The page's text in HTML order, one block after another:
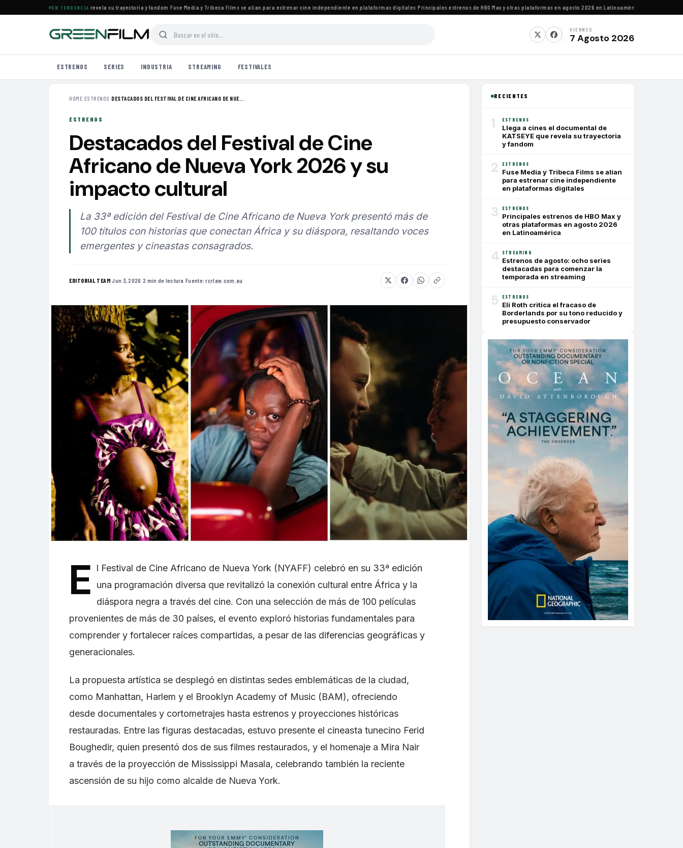
EN TENDENCIA
documental de KATSEYE que revela su trayectoria y fandom·Fuse Media y Tribeca Films se alían para estrenar cine independiente en plataformas digitales·Principales estrenos de HBO Max y otras plataformas en agosto 2026 en Latinoamérica·Estrenos de
VIERNES
7 Agosto 2026
ESTRENOS SERIES INDUSTRIA STREAMING FESTIVALES
HOME›ESTRENOS ›DESTACADOS DEL FESTIVAL DE CINE AFRICANO DE NUE...
ESTRENOS
Destacados del Festival de Cine
Africano de Nueva York 2026 y su
impacto cultural
La 33ª edición del Festival de Cine Africano de Nueva York presentó más de
100 títulos con historias que conectan África y su diáspora, resaltando voces
emergentes y cineastas consagrados.
EDITORIAL TEAM·Jun 3, 2026 ·2 min de lectura ·Fuente:rcrlaw.com.au
E
l Festival de Cine Africano de Nueva York (NYAFF) celebró en su 33ª edición
una programación diversa que revitalizó la conexión cultural entre África y la
diáspora negra a través del cine. Con una selección de más de 100 películas
provenientes de más de 30 países, el evento exploró historias fundamentales para
comprender y fortalecer raíces compartidas, a pesar de las diferencias geográficas y
generacionales.
La propuesta artística se desplegó en distintas sedes emblemáticas de la ciudad,
como Manhattan, Harlem y el Brooklyn Academy of Music (BAM), ofreciendo
desde documentales y cortometrajes hasta estrenos y proyecciones históricas
restauradas. Entre las figuras destacadas, estuvo presente el cineasta tunecino Ferid
Boughedir, quien presentó dos de sus filmes restaurados, y el homenaje a Mira Nair
a través de la proyección de Mississippi Masala, celebrando también la reciente
ascensión de su hijo como alcalde de Nueva York.
RECIENTES
1 ESTRENOS
Llega a cines el documental de
KATSEYE que revela su trayectoria
y fandom
2 ESTRENOS
Fuse Media y Tribeca Films se alían
para estrenar cine independiente
en plataformas digitales
3 ESTRENOS
Principales estrenos de HBO Max y
otras plataformas en agosto 2026
en Latinoamérica
4 STREAMING
Estrenos de agosto: ocho series
destacadas para comenzar la
temporada en streaming
5 ESTRENOS
Eli Roth critica el fracaso de
Borderlands por su tono reducido y
presupuesto conservador